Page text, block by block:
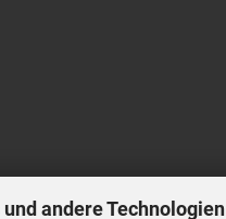
andere Technologien